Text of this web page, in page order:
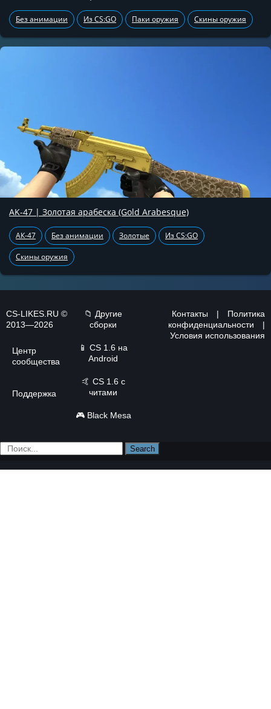
Без анимации Из CS:GO Паки оружия Скины оружия
AK-47 | Золотая арабеска (Gold Arabesque)
АК-47 Без анимации Золотые Из CS:GO
Скины оружия
CS-LIKES.RU ©
2013—2026
Центр
сообщества
Поддержка
📁 Другие
сборки
📱 CS 1.6 на
Android
🤙 CS 1.6 с
читами
🎮 Black Mesa
Контакты |
Политика
конфиденциальности
|
Условия использования
Search